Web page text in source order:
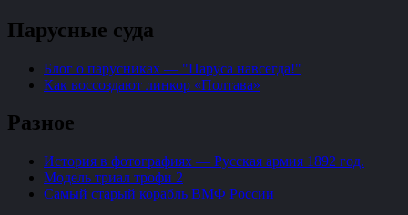
Парусные суда
Блог о парусниках — "Паруса навсегда!"
Как воссоздают линкор «Полтава»
Разное
История в фотографиях — Русская армия 1892 год.
Модель триал трофи 2
Самый старый корабль ВМФ России